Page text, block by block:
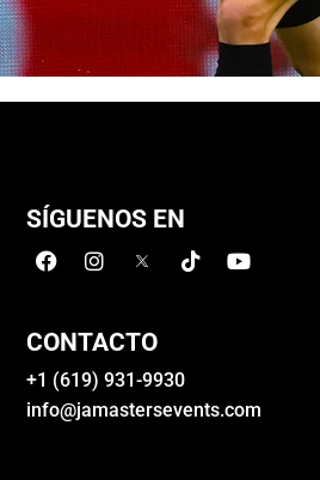
SÍGUENOS EN
CONTACTO
+1 (619) 931-9930
info@jamastersevents.com